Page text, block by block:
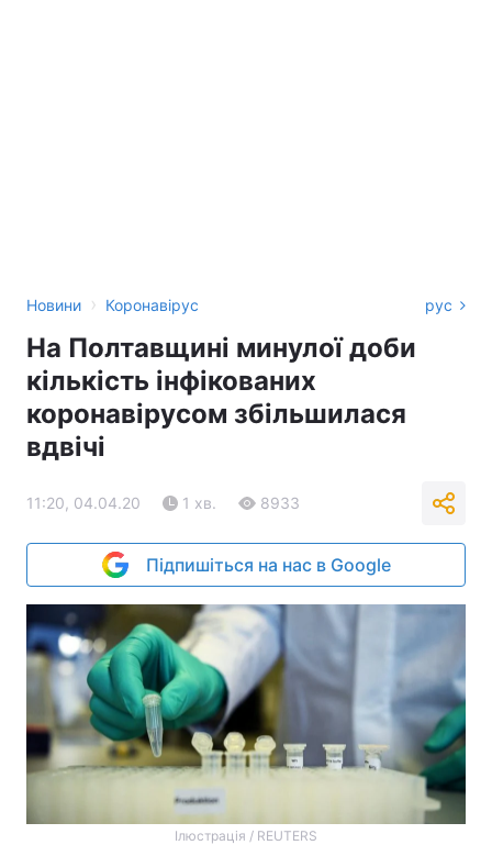
Новини › Коронавірус рус
На Полтавщині минулої доби
кількість інфікованих
коронавірусом збільшилася
вдвічі
11:20, 04.04.20 1 хв. 8933
Підпишіться на нас в Google
Ілюстрація / REUTERS